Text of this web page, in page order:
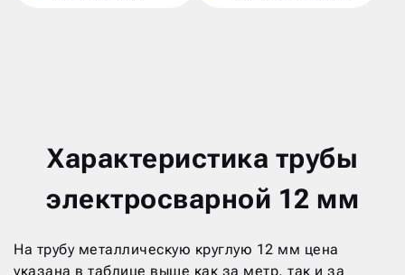
Характеристика трубы
электросварной 12 мм
На трубу металлическую круглую 12 мм цена
указана в таблице выше как за метр, так и за